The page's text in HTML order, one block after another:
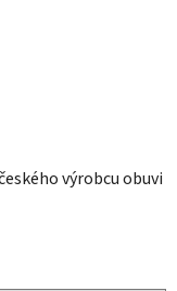
výrobcu obuvi